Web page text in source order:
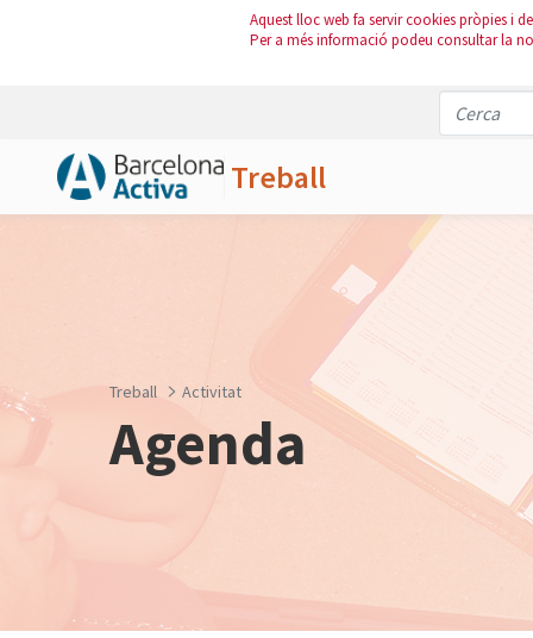
Aquest lloc web fa servir cookies pròpies i
Per a més informació podeu consultar la
Treball
Treball Activitat
Agenda